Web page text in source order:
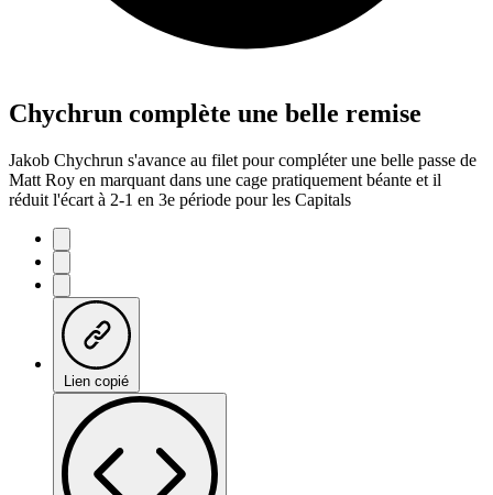
Chychrun complète une belle remise
Jakob Chychrun s'avance au filet pour compléter une belle passe de
Matt Roy en marquant dans une cage pratiquement béante et il
réduit l'écart à 2-1 en 3e période pour les Capitals
Lien copié